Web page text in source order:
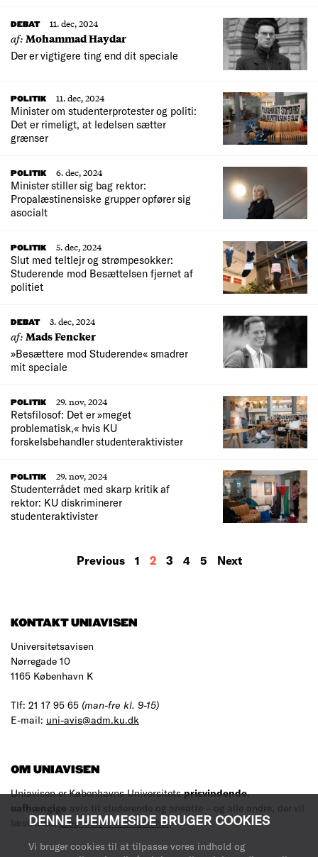
DENNE HJEMMESIDE BRUGER COOKIES
Vi bruger cookies til at tilpasse vores indhold og
DEBAT 11. dec, 2024
af:Mohammad Haydar
Der er vigtigere ting end dit speciale
POLITIK
11. dec, 2024
Minister om studenterprotester og politi:
Det er rimeligt, at ledelsen sætter
grænser
POLITIK
6. dec, 2024
Minister stiller sig bag rektor:
Propalæstinensiske grupper opfører sig
asocialt
POLITIK
5. dec, 2024
Slut med teltlejr og strømpesokker:
Studerende mod Besættelsen fjernet af
politiet
DEBAT 3. dec, 2024
af:Mads Fencker
»Besættere mod Studerende« smadrer
mit speciale
POLITIK
29. nov, 2024
Retsfilosof: Det er »meget
problematisk,« hvis KU
forskelsbehandler studenteraktivister
POLITIK
29. nov, 2024
Studenterrådet med skarp kritik af
rektor: KU diskriminerer
studenteraktivister
Previous 1 2 3 4 5 Next
KONTAKT UNIAVISEN
Universitetsavisen
Nørregade 10
1165 København K
Tlf: 21 17 95 65 (man-fre kl. 9-15)
E-mail: uni-avis@adm.ku.dk
OM UNIAVISEN
Uniavisen er Københavns Universitetsprisvindende,
uafhængige avis til studerende og ansatte – og alle andre, der vil
læse med.Læs mere om avisen her.